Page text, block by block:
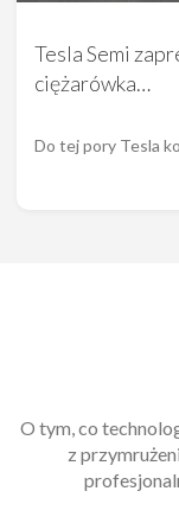
Tesla Semi
ciężarówka…
Do tej pory Tesla
O tym, co
z